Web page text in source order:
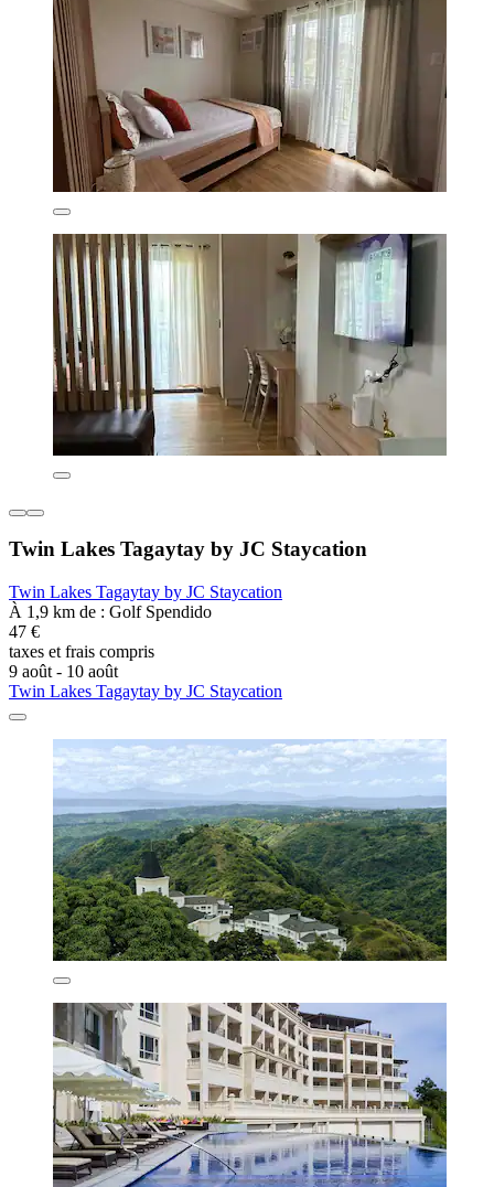
Twin Lakes Tagaytay by JC Staycation
Twin Lakes Tagaytay by JC Staycation
À 1,9 km de : Golf Spendido
47 €
taxes et frais compris
9 août - 10 août
Twin Lakes Tagaytay by JC Staycation